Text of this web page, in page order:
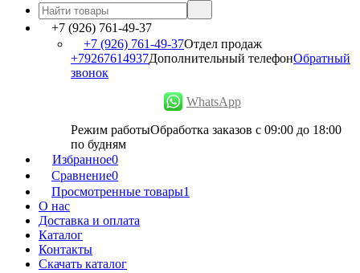
+7 (926) 761-49-37
+7 (926) 761-49-37Отдел продаж
+79267614937Дополнительный телефонОбратный
звонок
WhatsApp
Режим работыОбработка заказов с 09:00 до 18:00
по будням
Избранное0
Сравнение0
Просмотренные товары1
О нас
Доставка и оплата
Каталог
Контакты
Скачать каталог